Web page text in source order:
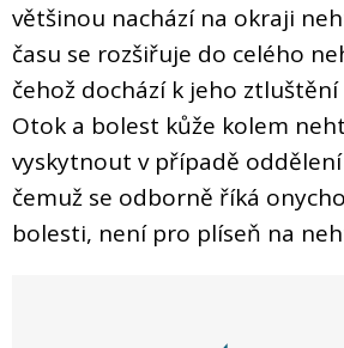
většinou nachází na okraji
času se rozšiřuje do celého
čehož dochází k jeho ztluštění
Otok a bolest kůže kolem
vyskytnout v případě
čemuž se odborně říká
bolesti, není pro plíseň na